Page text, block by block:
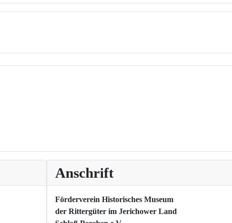
Anschrift
Förderverein Historisches Museum
der Rittergüter im Jerichower Land